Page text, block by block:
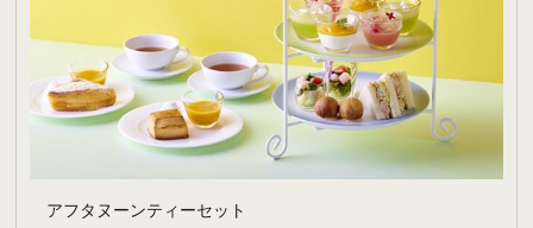
アフタヌーンティーセット